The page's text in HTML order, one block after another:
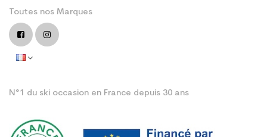
Toutes nos Marques
N°1 du ski occasion en France depuis 30 ans